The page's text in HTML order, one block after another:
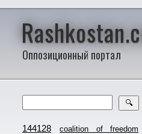
Оппозиционный портал
🔍
144128
coalition of freedom